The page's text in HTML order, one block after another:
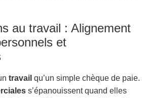
au travail : Alignement
et
travail qu’un simple chèque de paie.
s’épanouissent quand elles